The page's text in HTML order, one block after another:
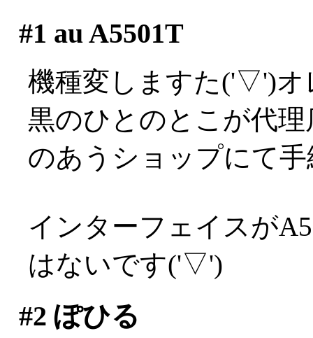
#1 au A5501T
機種変しますた('▽')オ
黒のひとのとこが代
のあうショップにて
インターフェイスが
はないです('▽')
#2 ぽひる